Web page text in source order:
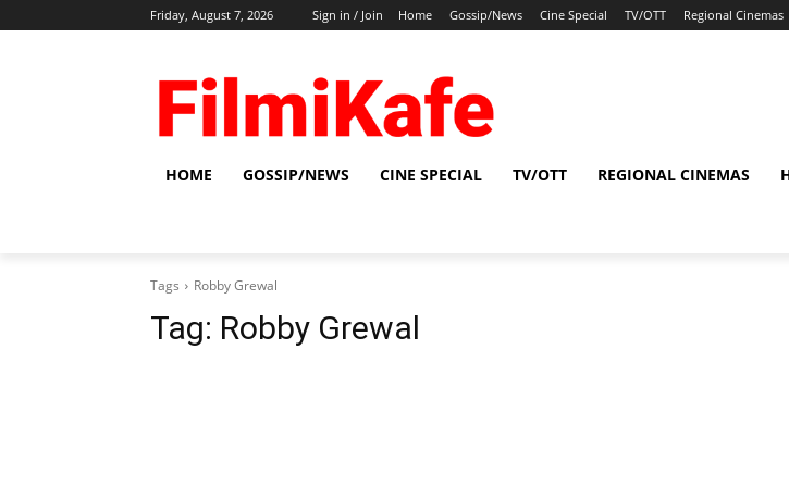
Friday, August 7, 2026 Sign in / Join Home Gossip/News Cine Special TV/OTT Regional Cinemas
HOME GOSSIP/NEWS CINE SPECIAL TV/OTT REGIONAL CINEMAS
Tags Robby Grewal
Tag: Robby Grewal